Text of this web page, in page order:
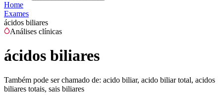
Home
Exames
ácidos biliares
Análises clínicas
ácidos biliares
Também pode ser chamado de: acido biliar, acido biliar total, acidos
biliares totais, sais biliares